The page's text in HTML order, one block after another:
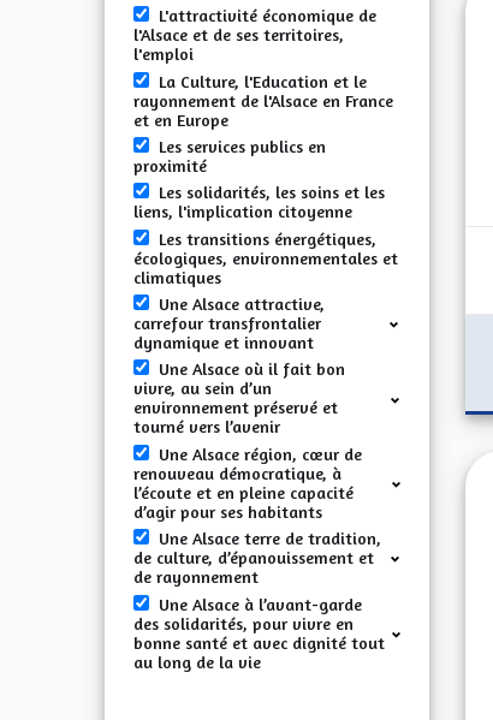
L'attractivité économique de
l'Alsace et de ses territoires,
l'emploi
La Culture, l'Education et le
rayonnement de l'Alsace en France
et en Europe
Les services publics en
proximité
Les solidarités, les soins et les
liens, l'implication citoyenne
Les transitions énergétiques,
écologiques, environnementales et
climatiques
Une Alsace attractive,
carrefour transfrontalier
dynamique et innovant
Une Alsace où il fait bon
vivre, au sein d’un
environnement préservé et
tourné vers l’avenir
Une Alsace région, cœur de
renouveau démocratique, à
l’écoute et en pleine capacité
d’agir pour ses habitants
Une Alsace terre de tradition,
de culture, d’épanouissement et
de rayonnement
Une Alsace à l’avant-garde
des solidarités, pour vivre en
bonne santé et avec dignité tout
au long de la vie